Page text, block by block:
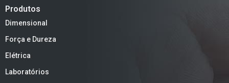
Produtos
Dimensional
Força e Dureza
Elétrica
Laboratórios